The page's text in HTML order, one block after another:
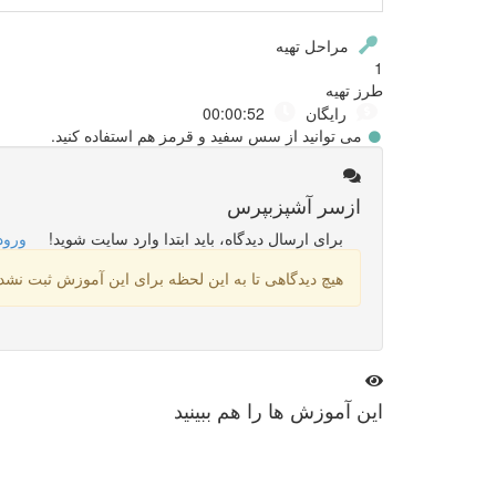
مراحل تهیه
1
طرز تهیه
رایگان
می توانید از سس سفید و قرمز هم استفاده کنید.
از سر آشپز بپرس
برای ارسال دیدگاه، باید ابتدا وارد سایت شوید!
هیچ دیدگاهی تا به این لحظه برای این آموزش ثبت
اینآموزش ها را هم ببینید